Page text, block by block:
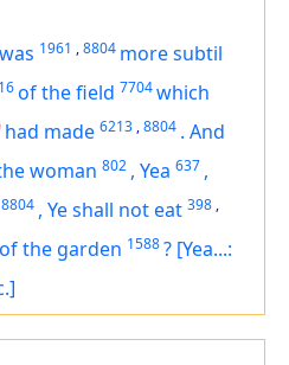
was 1961 ,8804 more subtil
of the field 7704which
had made 6213 ,8804 . And
woman 802 , Yea 637 ,
8804 , Ye shall not eat 398 ,
of the garden 1588? [Yea...: